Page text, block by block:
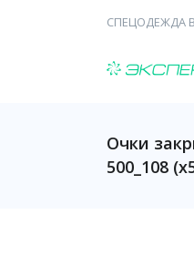
СПЕЦОДЕЖДА
Очки
500_108